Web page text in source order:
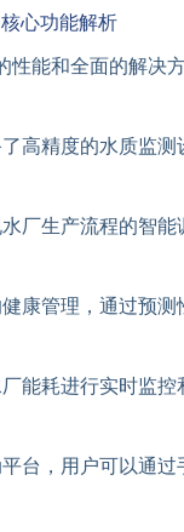
心功能解析
能和全面的解决
高精度的水质监
厂生产流程的智
康管理，通过预
能耗进行实时监
台，用户可以通